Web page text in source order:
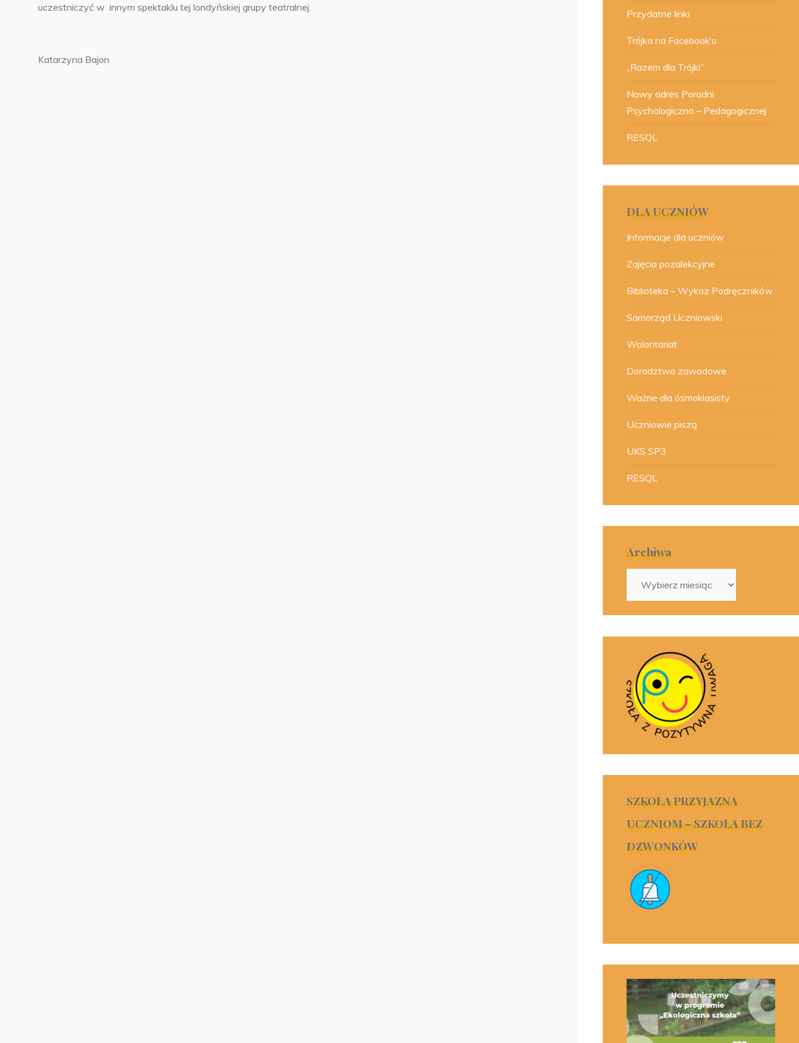
uczestniczyć w innym spektaklu tej londyńskiej grupy teatralnej.
Katarzyna Bajon
Przydatne linki
Trójka na Facebook’u
„Razem dla Trójki”
Nowy adres Poradni
Psychologiczno – Pedagogicznej
RESQL
DLA UCZNIÓW
Informacje dla uczniów
Zajęcia pozalekcyjne
Biblioteka – Wykaz Podręczników
Samorząd Uczniowski
Wolontariat
Doradztwo zawodowe
Ważne dla ósmoklasisty
Uczniowie piszą
UKS SP3
RESQL
Archiwa
SZKOŁA PRZYJAZNA
UCZNIOM – SZKOŁA BEZ
DZWONKÓW